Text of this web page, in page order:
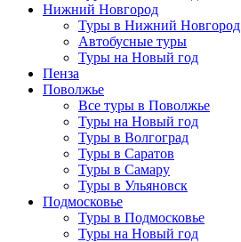
Нижний Новгород
Туры в Нижний Новгород
Автобусные туры
Туры на Новый год
Пенза
Поволжье
Все туры в Поволжье
Туры на Новый год
Туры в Волгоград
Туры в Саратов
Туры в Самару
Туры в Ульяновск
Подмосковье
Туры в Подмосковье
Туры на Новый год